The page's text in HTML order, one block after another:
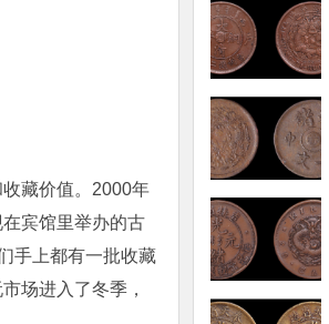
藏价值。2000年
宾馆里举办的古
手上都有一批收藏
场进入了冬季，